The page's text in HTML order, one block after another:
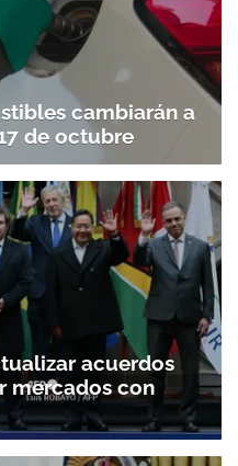
cambiarán a
de octubre
acuerdos
mercados con